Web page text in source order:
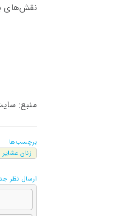
نقش‌های
منبع:
برچسب‌ها
زنان عشایر
ارسال نظر